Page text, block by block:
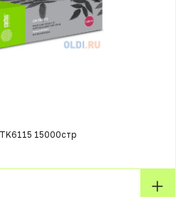
15000стр